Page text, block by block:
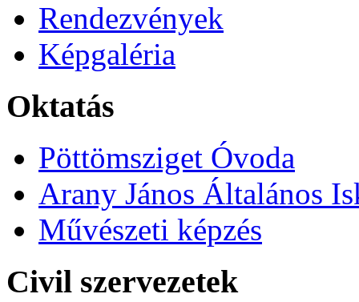
Rendezvények
Képgaléria
Oktatás
Pöttömsziget Óvoda
Arany János Általános
Művészeti képzés
Civil szervezetek